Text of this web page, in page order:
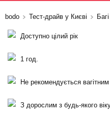
bodo Тест-драйв у Києві
Доступно цілий рік
1 год.
Не рекомендується вагітним
З дорослим з будь-якого